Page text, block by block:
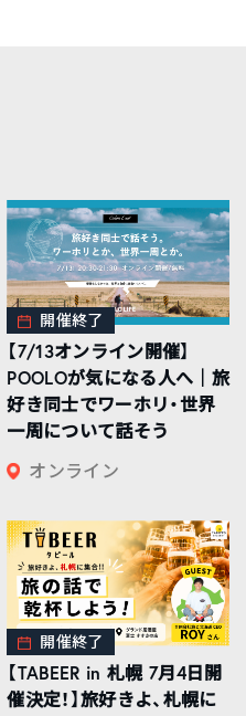
開催終了
【7/13オンライン開催】
POOLOが気になる人へ｜旅
好き同士でワーホリ・世界
一周について話そう
オンライン
開催終了
【TABEER in 札幌 7月4日開
催決定！】旅好きよ、札幌に